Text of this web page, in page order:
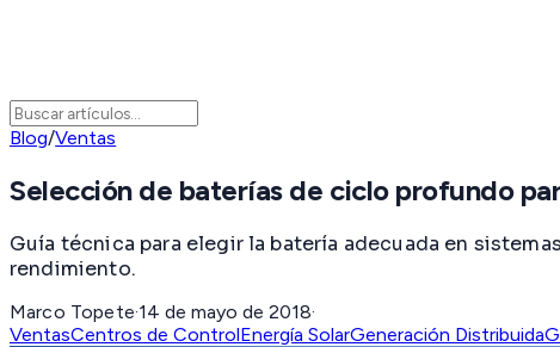
Blog/Ventas
Selección de baterías de ciclo profundo
Guía técnica para elegir la batería adecuada en
rendimiento.
Marco Topete·14 de mayo de 2018·
VentasCentros de ControlEnergía SolarGeneración Distribuida